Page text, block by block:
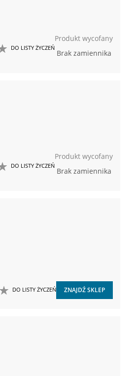
DO LISTY ŻYCZEŃ
Produkt wycofany
Brak zamiennika
DO LISTY ŻYCZEŃ
Produkt wycofany
Brak zamiennika
DO LISTY ŻYCZEŃ ZNAJDŹ SKLEP